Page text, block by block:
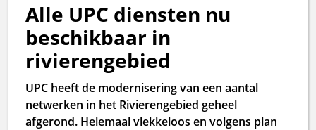
Alle UPC diensten nu
beschikbaar in
rivierengebied
UPC heeft de modernisering van een aantal
netwerken in het Rivierengebied geheel
afgerond. Helemaal vlekkeloos en volgens plan